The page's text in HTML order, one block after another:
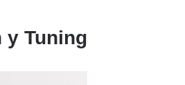
y Tuning